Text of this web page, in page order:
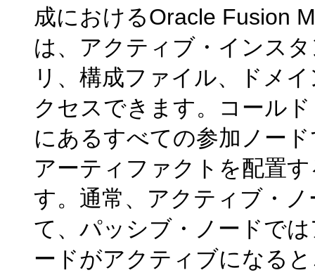
成におけるOracle Fusion
は、アクティブ・インス
リ、構成ファイル、ドメ
クセスできます。コール
にあるすべての参加ノー
アーティファクトを配置
す。通常、アクティブ・
て、パッシブ・ノードで
ードがアクティブになる